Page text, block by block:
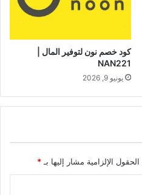
كود خصم نون لتوفير المال |
NAN221
يونيو 9, 2026
الحقول الإلزامية مشار إليها بـ*